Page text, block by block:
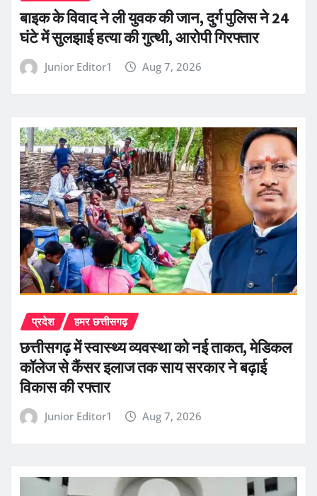
बाइक के विवाद ने ली युवक की जान, दुर्ग पुलिस ने 24
घंटे में सुलझाई हत्या की गुत्थी, आरोपी गिरफ्तार
Junior Editor1 Aug 7, 2026
प्रदेश हमर छत्तीसगढ़
छत्तीसगढ़ में स्वास्थ्य व्यवस्था को नई ताकत, मेडिकल
कॉलेज से कैंसर इलाज तक साय सरकार ने बढ़ाई
विकास की रफ्तार
Junior Editor1 Aug 7, 2026